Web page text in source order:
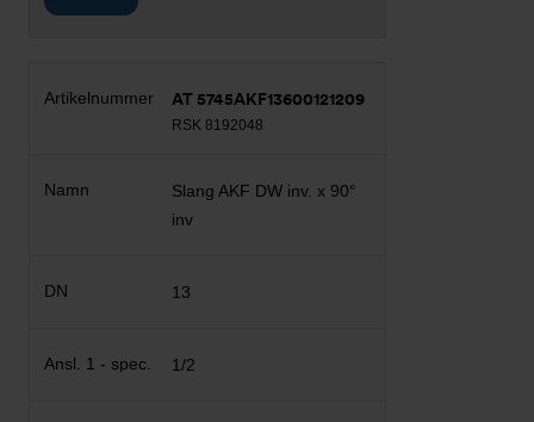
AT 5745AKF13600121209
RSK 8192048
Slang AKF DW inv. x 90°
inv
13
1/2